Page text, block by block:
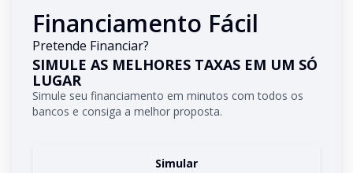
Financiamento Fácil
Pretende Financiar?
SIMULE AS MELHORES TAXAS EM UM SÓ
LUGAR
Simule seu financiamento em minutos com todos os
bancos e consiga a melhor proposta.
Simular